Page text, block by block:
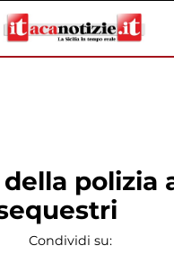
polizia
Condividi su: